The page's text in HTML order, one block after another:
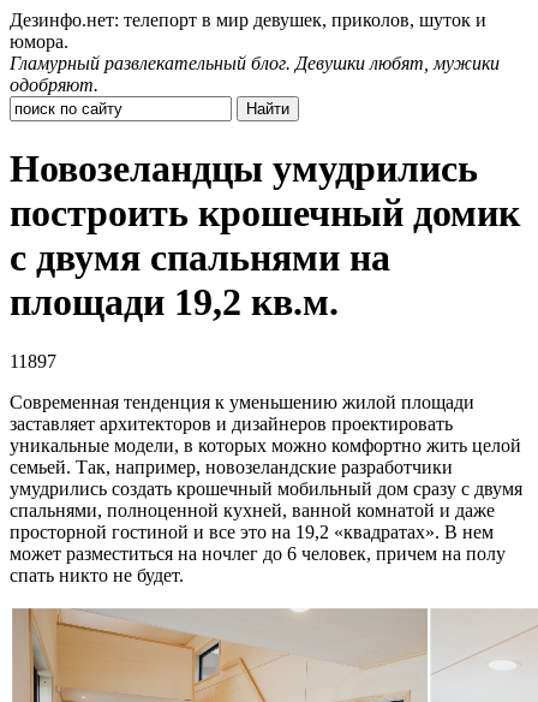
Дезинфо.нет: телепорт в мир девушек, приколов, шуток и
юмора.
Гламурный развлекательный блог. Девушки любят, мужики
одобряют.
Новозеландцы умудрились
построить крошечный домик
с двумя спальнями на
площади 19,2 кв.м.
11897
Современная тенденция к уменьшению жилой площади
заставляет архитекторов и дизайнеров проектировать
уникальные модели, в которых можно комфортно жить целой
семьей. Так, например, новозеландские разработчики
умудрились создать крошечный мобильный дом сразу с двумя
спальнями, полноценной кухней, ванной комнатой и даже
просторной гостиной и все это на 19,2 «квадратах». В нем
может разместиться на ночлег до 6 человек, причем на полу
спать никто не будет.